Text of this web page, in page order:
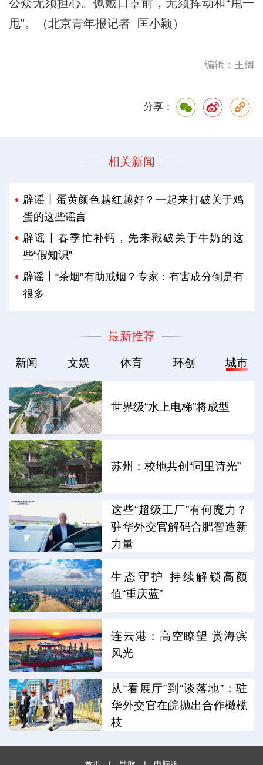
公众无须担心。佩戴口罩前，无须挥动和“甩一
甩”。（北京青年报记者 匡小颖）
编辑：王阔
分享：
相关新闻
辟谣丨蛋黄颜色越红越好？一起来打破关于鸡
蛋的这些谣言
辟谣丨春季忙补钙，先来戳破关于牛奶的这
些“假知识”
辟谣丨“茶烟”有助戒烟？专家：有害成分倒是有
很多
最新推荐
新闻 文娱 体育 环创 城市
世界级“水上电梯”将成型
苏州：校地共创“同里诗光”
这些“超级工厂”有何魔力？
驻华外交官解码合肥智造新
力量
生态守护 持续解锁高颜
值“重庆蓝”
连云港：高空瞭望 赏海滨
风光
从“看展厅”到“谈落地”：驻
华外交官在皖抛出合作橄榄
枝